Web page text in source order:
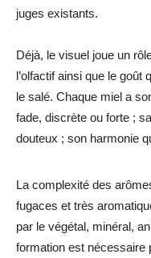
juges existants.
Déjà, le visuel joue un
l’olfactif ainsi que le goût
le salé. Chaque miel a
fade, discrète ou forte ;
douteux ; son harmonie
La complexité des
fugaces et très
par le végétal, minéral,
formation est nécessaire